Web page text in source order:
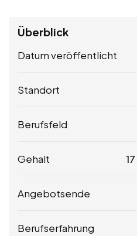
Überblick
Datum veröffentlicht
Standort
Berufsfeld
Gehalt 17
Angebotsende
Berufserfahrung